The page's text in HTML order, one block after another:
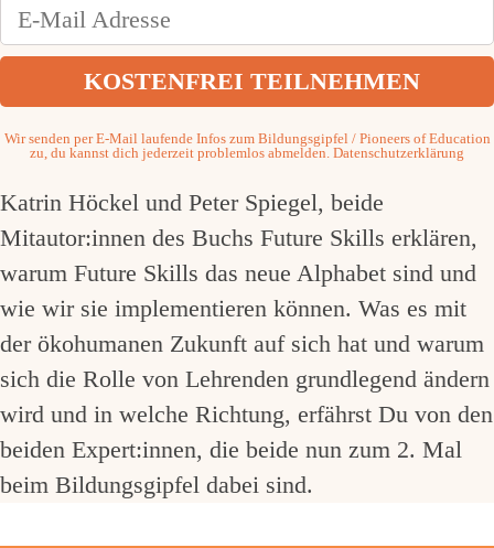
Wir senden per E-Mail laufende Infos zum Bildungsgipfel / Pioneers of Education
zu, du kannst dich jederzeit problemlos abmelden. Datenschutzerklärung
Katrin Höckel und Peter Spiegel, beide
Mitautor:innen des Buchs Future Skills erklären,
warum Future Skills das neue Alphabet sind und
wie wir sie implementieren können. Was es mit
der ökohumanen Zukunft auf sich hat und warum
sich die Rolle von Lehrenden grundlegend ändern
wird und in welche Richtung, erfährst Du von den
beiden Expert:innen, die beide nun zum 2. Mal
beim Bildungsgipfel dabei sind.